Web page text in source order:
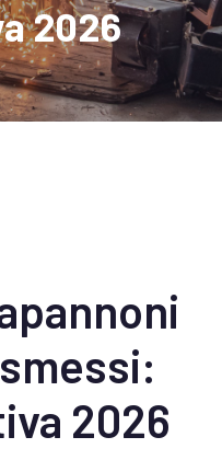
2026
2026